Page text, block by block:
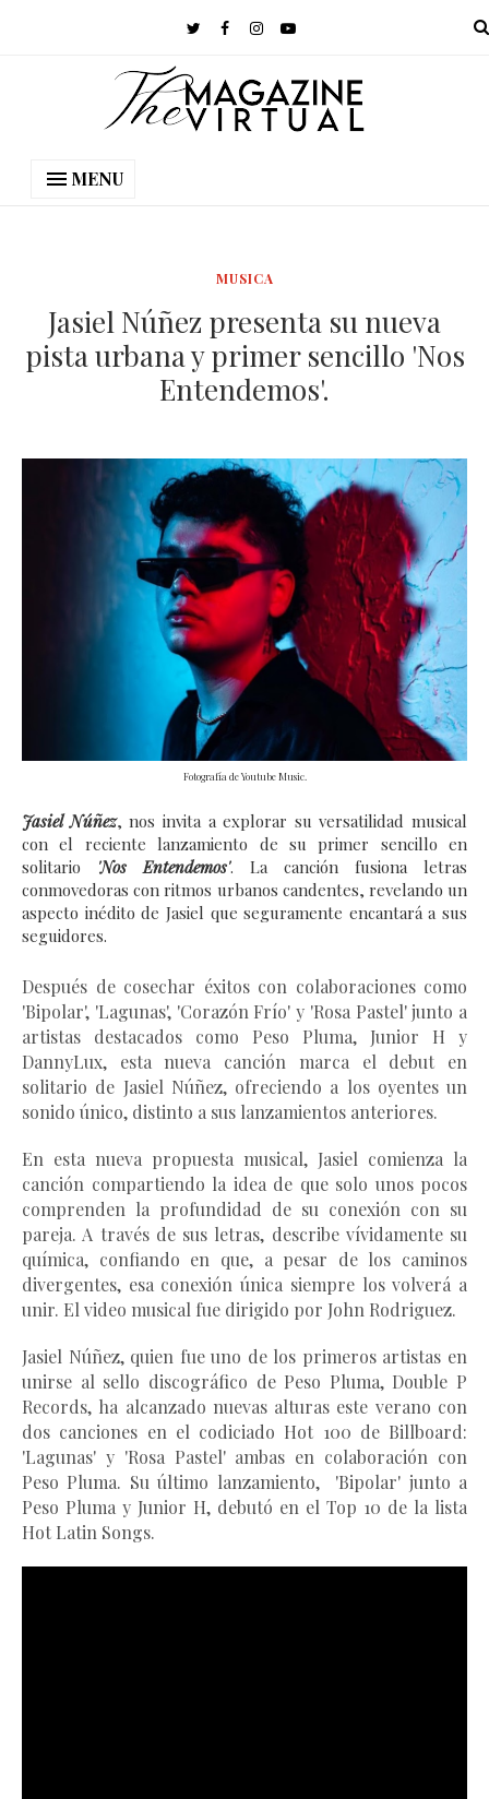
MENU
MUSICA
Jasiel Núñez presenta su nueva
pista urbana y primer sencillo 'Nos
Entendemos'.
Fotografía de Youtube Music.
Jasiel Núñez, nos invita a explorar su versatilidad musical
con el reciente lanzamiento de su primer sencillo en
solitario 'Nos Entendemos'. La canción fusiona letras
conmovedoras con ritmos urbanos candentes, revelando un
aspecto inédito de Jasiel que seguramente encantará a sus
seguidores.
Después de cosechar éxitos con colaboraciones como
'Bipolar', 'Lagunas', 'Corazón Frío' y 'Rosa Pastel' junto a
artistas destacados como Peso Pluma, Junior H y
DannyLux, esta nueva canción marca el debut en
solitario de Jasiel Núñez, ofreciendo a los oyentes un
sonido único, distinto a sus lanzamientos anteriores.
En esta nueva propuesta musical, Jasiel comienza la
canción compartiendo la idea de que solo unos pocos
comprenden la profundidad de su conexión con su
pareja. A través de sus letras, describe vívidamente su
química, confiando en que, a pesar de los caminos
divergentes, esa conexión única siempre los volverá a
unir. El video musical fue dirigido por John Rodriguez.
Jasiel Núñez, quien fue uno de los primeros artistas en
unirse al sello discográfico de Peso Pluma, Double P
Records, ha alcanzado nuevas alturas este verano con
'Lagunas' y 'Rosa Pastel' ambas en colaboración con
Peso Pluma. Su último lanzamiento,
'Bipolar' junto a
Peso Pluma y Junior H, debutó en el Top 10 de la lista
Hot Latin Songs.